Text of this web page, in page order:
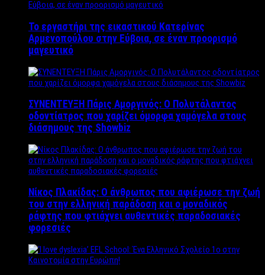
Το εργαστήρι της εικαστικού Κατερίνας
Αρμενοπούλου στην Εύβοια, σε έναν προορισμό
μαγευτικό
ΣΥΝΕΝΤΕΥΞΗ Πάρις Αμοργινός: O Πολυτάλαντος
οδοντίατρος που χαρίζει όμορφα χαμόγελα στους
διάσημους της Showbiz
Νίκος Πλακίδας: O άνθρωπος που αφιέρωσε την ζωή
του στην ελληνική παράδοση και ο μοναδικός
ράφτης που φτιάχνει αυθεντικές παραδοσιακές
φορεσιές